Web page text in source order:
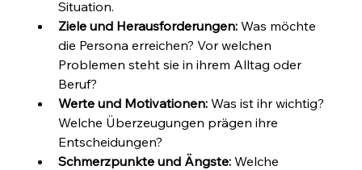
Situation.
Ziele und Herausforderungen: Was möchte
die Persona erreichen? Vor welchen
Problemen steht sie in ihrem Alltag oder
Beruf?
Werte und Motivationen: Was ist ihr wichtig?
Welche Überzeugungen prägen ihre
Entscheidungen?
Schmerzpunkte und Ängste: Welche